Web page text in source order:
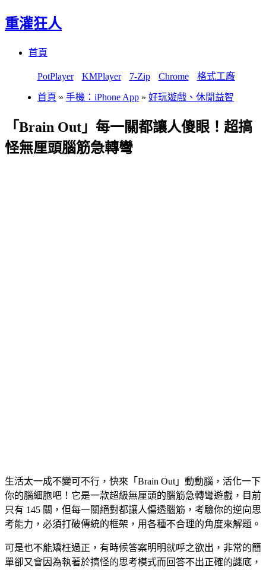
重灌狂人
首頁
PotPlayer KMPlayer 7-Zip Chrome 格式工廠
首頁 » 手機：iPhone App » 好玩遊戲、休閒益智
「Brain Out」每一關都讓人傻眼！超搞
怪無厘頭腦筋急轉彎
生活太一成不變可不行，快來「Brain Out」動動腦，活化一下
你的腦細胞吧！它是一款超級無厘頭的腦筋急轉彎遊戲，目前
只有 145 關，但每一關絕對都讓人傷透腦筋，考驗你的逆向思
考能力，必須打破傳統的框架，用各種不合理的角度來解題。
可是也不能矯枉過正，有時候答案明明就呼之欲出，非常的簡
單卻又會因為執著於搞怪的思考模式而回答不出正確的謎底，